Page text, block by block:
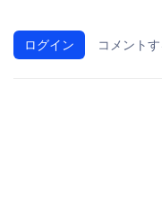
ログイン コメント